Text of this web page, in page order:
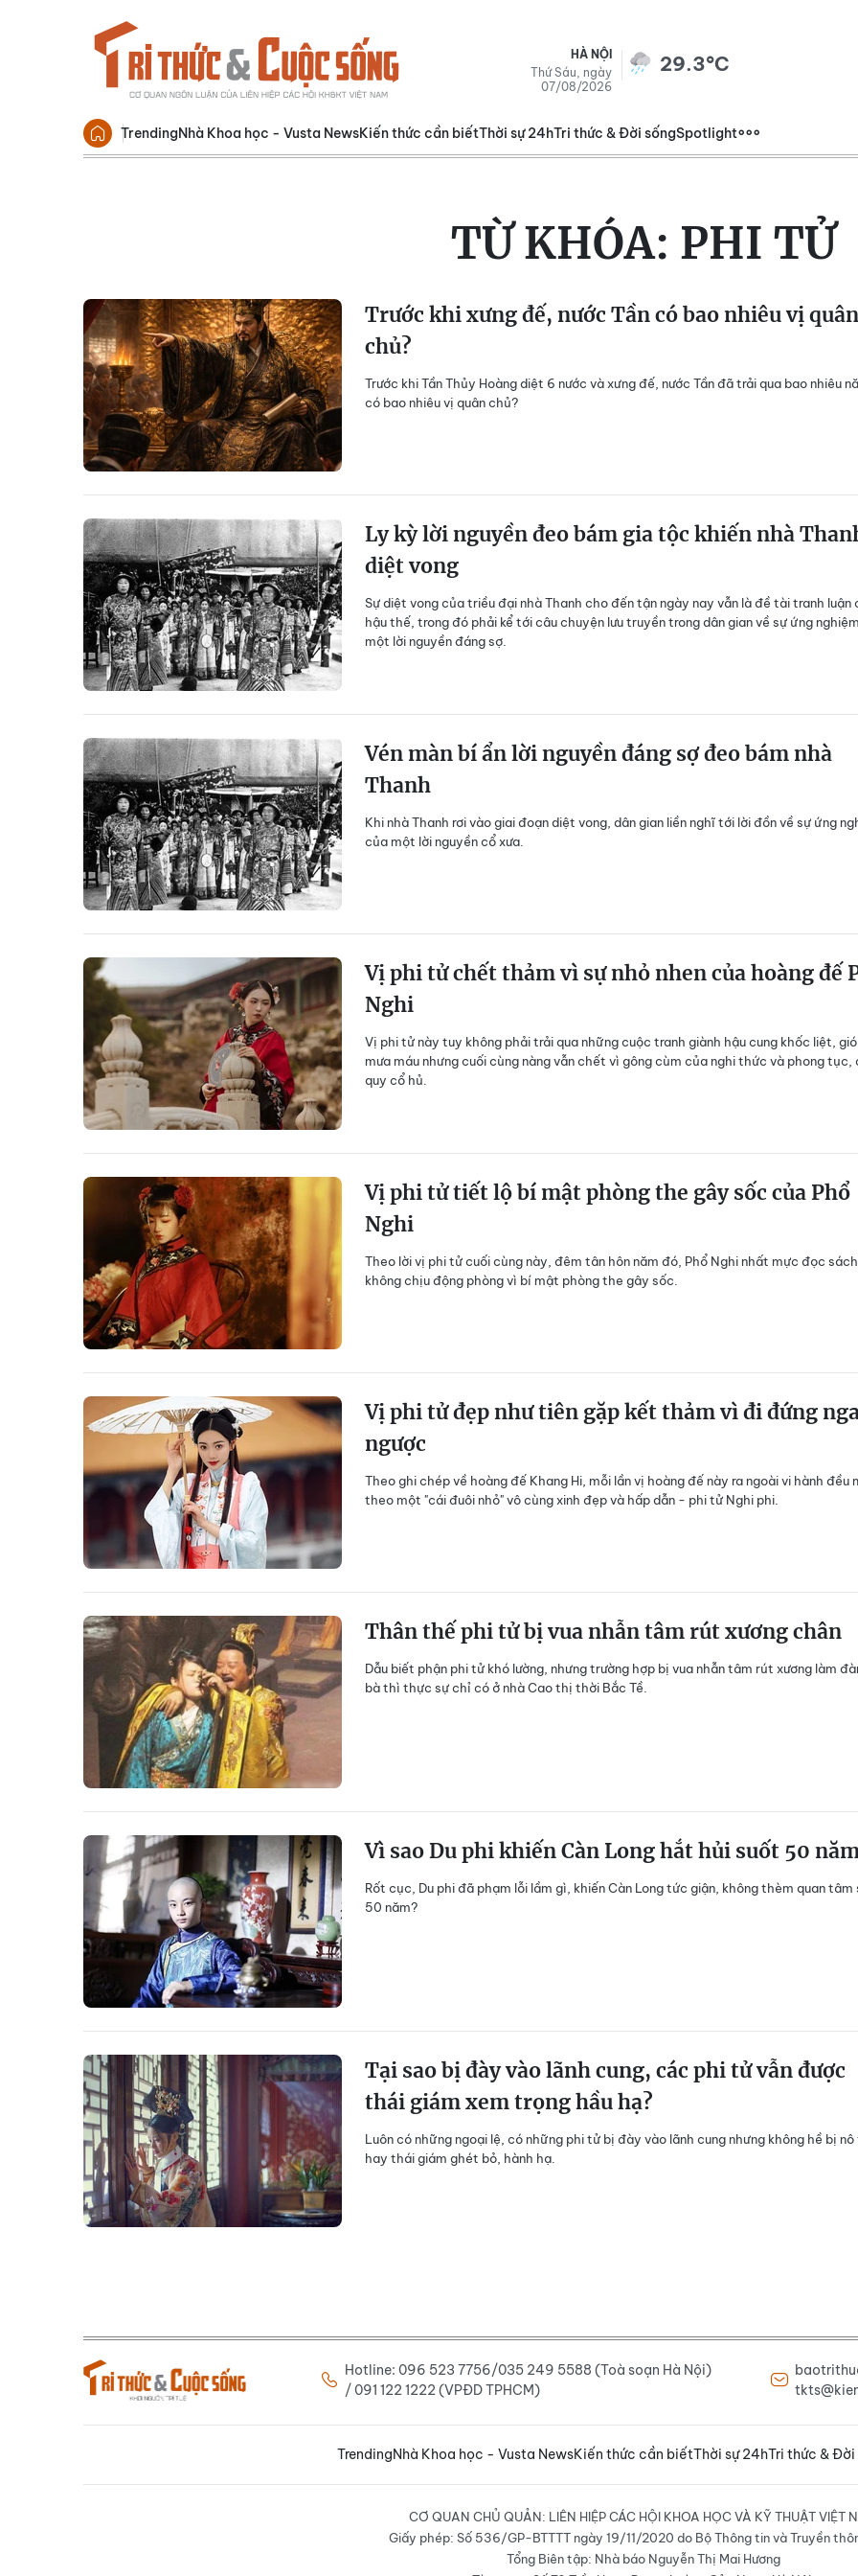
HÀ NỘI
Thứ Sáu, ngày
07/08/2026
29.3°C
TrendingNhà Khoa học - Vusta NewsKiến thức cần biếtThời sự 24hTri thức & Đời sốngSpotlight
TỪ KHÓA: PHI TỬ
Trước khi xưng đế, nước Tần có bao nhiêu vị quân
chủ?
Trước khi Tần Thủy Hoàng diệt 6 nước và xưng đế, nước Tần đã trải qua bao nhiêu
có bao nhiêu vị quân chủ?
Ly kỳ lời nguyền đeo bám gia tộc khiến nhà
diệt vong
Sự diệt vong của triều đại nhà Thanh cho đến tận ngày nay vẫn là đề tài tranh luận
hậu thế, trong đó phải kể tới câu chuyện lưu truyền trong dân gian về sự ứng
một lời nguyền đáng sợ.
Vén màn bí ẩn lời nguyền đáng sợ đeo bám nhà
Thanh
Khi nhà Thanh rơi vào giai đoạn diệt vong, dân gian liền nghĩ tới lời đồn về sự ứng
của một lời nguyền cổ xưa.
Vị phi tử chết thảm vì sự nhỏ nhen của hoàng đế
Nghi
Vị phi tử này tuy không phải trải qua những cuộc tranh giành hậu cung khốc liệt,
mưa máu nhưng cuối cùng nàng vẫn chết vì gông cùm của nghi thức và phong tục,
quy cổ hủ.
Vị phi tử tiết lộ bí mật phòng the gây sốc của Phổ
Nghi
Theo lời vị phi tử cuối cùng này, đêm tân hôn năm đó, Phổ Nghi nhất mực đọc sách,
không chịu động phòng vì bí mật phòng the gây sốc.
Vị phi tử đẹp như tiên gặp kết thảm vì đi đứng
ngược
Theo ghi chép về hoàng đế Khang Hi, mỗi lần vị hoàng đế này ra ngoài vi hành đều
theo một "cái đuôi nhỏ" vô cùng xinh đẹp và hấp dẫn - phi tử Nghi phi.
Thân thế phi tử bị vua nhẫn tâm rút xương chân
Dẫu biết phận phi tử khó lường, nhưng trường hợp bị vua nhẫn tâm rút xương làm
bà thì thực sự chỉ có ở nhà Cao thị thời Bắc Tề.
Vì sao Du phi khiến Càn Long hắt hủi suốt 50
Rốt cục, Du phi đã phạm lỗi lầm gì, khiến Càn Long tức giận, không thèm quan tâm
50 năm?
Tại sao bị đày vào lãnh cung, các phi tử vẫn được
thái giám xem trọng hầu hạ?
Luôn có những ngoại lệ, có những phi tử bị đày vào lãnh cung nhưng không hề bị
hay thái giám ghét bỏ, hành hạ.
Hotline: 096 523 7756/035 249 5588 (Toà soạn Hà Nội)
/ 091 122 1222 (VPĐD TPHCM)
TrendingNhà Khoa học - Vusta NewsKiến thức cần biếtThời sự 24hTri thức & Đời
CƠ QUAN CHỦ QUẢN: LIÊN HIỆP CÁC HỘI KHOA HỌC VÀ KỸ THUẬT VIỆT
Giấy phép: Số 536/GP-BTTTT ngày 19/11/2020 do Bộ Thông tin và Truyền
Tổng Biên tập: Nhà báo Nguyễn Thị Mai Hương